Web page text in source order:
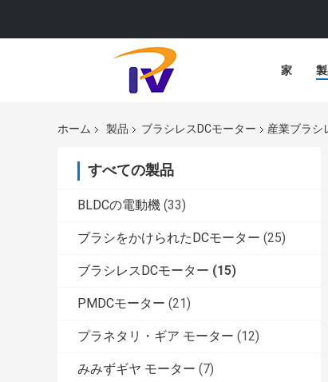
家
ホーム 製品 ブラシレスDCモーター 産業ブラシ
すべての製品
BLDCの電動機 (33)
ブラシをかけられたDCモーター (25)
ブラシレスDCモーター (15)
PMDCモーター (21)
プラネタリ・ギア モーター (12)
みみずギヤ モーター (7)